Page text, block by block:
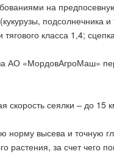
на
класса 1,4;
АО «МордовАгроМаш»
скорость сеялки – до 15
норму высева и
растения, за счет чего